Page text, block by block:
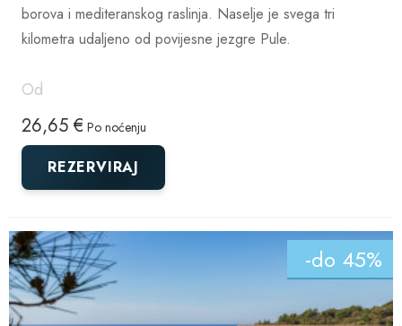
Od
26,65 € Po noćenju
REZERVIRAJ
borova i mediteranskog raslinja. Naselje je svega tri
kilometra udaljeno od povijesne jezgre Pule.
-do 45%